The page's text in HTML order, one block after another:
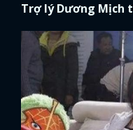
Trợ lý Dương Mịch